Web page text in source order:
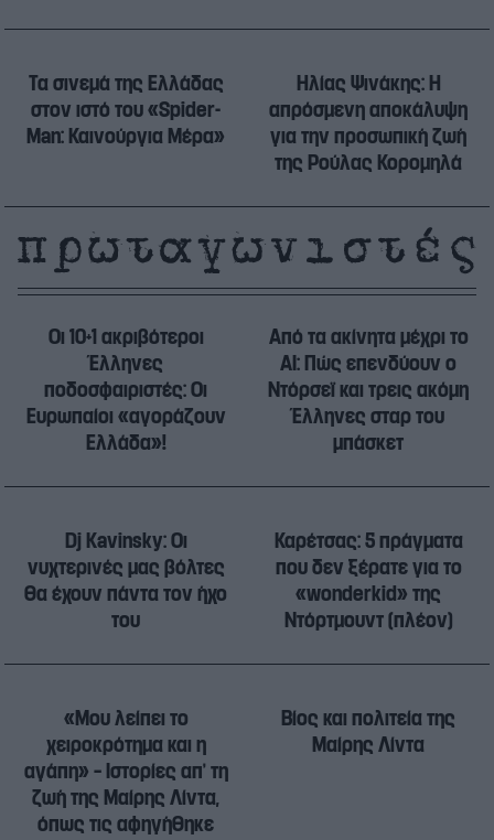
Τα σινεμά της Ελλάδας
στον ιστό του «Spider-
Man: Καινούργια Μέρα»
Ηλίας Ψινάκης: Η
απρόσμενη αποκάλυψη
για την προσωπική ζωή
της Ρούλας Κορομηλά
Οι 10+1 ακριβότεροι
Έλληνες
ποδοσφαιριστές: Οι
Ευρωπαίοι «αγοράζουν
Ελλάδα»!
Από τα ακίνητα μέχρι το
AI: Πώς επενδύουν ο
Ντόρσεϊ και τρεις ακόμη
Έλληνες σταρ του
μπάσκετ
Dj Kavinsky: Οι
νυχτερινές μας βόλτες
θα έχουν πάντα τον ήχο
του
Καρέτσας: 5 πράγματα
που δεν ξέρατε για το
«wonderkid» της
Ντόρτμουντ (πλέον)
«Μου λείπει το
χειροκρότημα και η
αγάπη» – Ιστορίες απ’ τη
ζωή της Μαίρης Λίντα,
όπως τις αφηγήθηκε
Βίος και πολιτεία της
Μαίρης Λίντα